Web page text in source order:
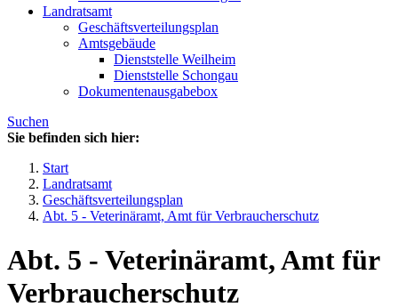
Landratsamt
Geschäftsverteilungsplan
Amtsgebäude
Dienststelle Weilheim
Dienststelle Schongau
Dokumentenausgabebox
Suchen
Sie befinden sich hier:
Start
Landratsamt
Geschäftsverteilungsplan
Abt. 5 - Veterinäramt, Amt für Verbraucherschutz
Abt. 5 - Veterinäramt, Amt für
Verbraucherschutz